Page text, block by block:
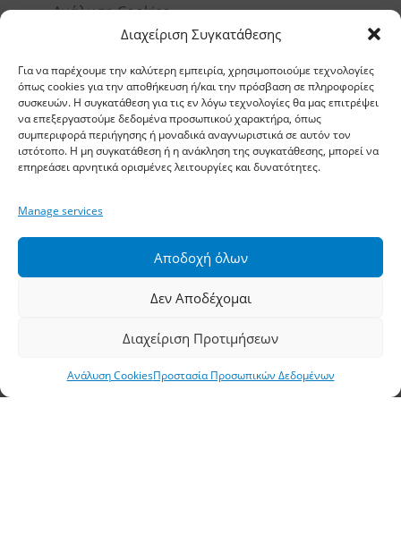
Διαχείριση Συγκατάθεσης
Για να παρέχουμε την καλύτερη εμπειρία, χρησιμοποιούμε τεχνολογίες
όπως cookies για την αποθήκευση ή/και την πρόσβαση σε πληροφορίες
συσκευών. Η συγκατάθεση για τις εν λόγω τεχνολογίες θα μας επιτρέψει
να επεξεργαστούμε δεδομένα προσωπικού χαρακτήρα, όπως
συμπεριφορά περιήγησης ή μοναδικά αναγνωριστικά σε αυτόν τον
ιστότοπο. Η μη συγκατάθεση ή η ανάκληση της συγκατάθεσης, μπορεί να
επηρεάσει αρνητικά ορισμένες λειτουργίες και δυνατότητες.
Manage services
Αποδοχή όλων
Δεν Αποδέχομαι
Διαχείριση Προτιμήσεων
Ανάλυση CookiesΠροστασία Προσωπικών Δεδομένων
Ανάλυση Cookies
Έδρα, Θεσσαλονίκη
Διεύθυνση: 11,5 χλμ Ε.Ο. Θεσσαλονίκης –
Αθηνών, Σίνδος, ΤΚ 57400, ΤΘ 1251
waterpik@otenet.gr